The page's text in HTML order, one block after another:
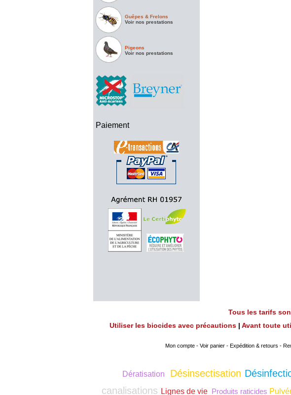
Guêpes & Frelons
Voir nos prestations
Pigeons
Voir nos prestations
Paiement
Tous les tarifs
Utiliser les biocides avec précautions | Avant toute
Mon compte - Voir panier - Expédition & retours -
Dératisation Désinsectisation
canalisations Lignes de vie Produits raticides